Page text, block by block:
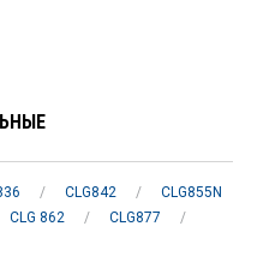
/ CLG842 /
CLG855N
CLG 862 / CLG877
/